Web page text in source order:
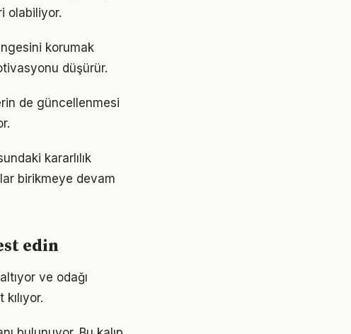
olabiliyor.
korumak
düşürür.
de güncellenmesi
kararlılık
birikmeye devam
edin
ve odağı